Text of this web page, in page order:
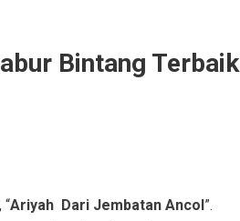
Bintang Terbaik
Ariyah Dari Jembatan Ancol”.